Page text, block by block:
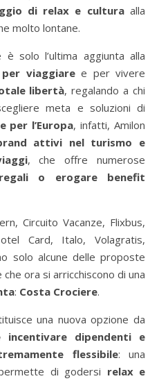
di relax e culturaalla
molto lontane.
solo l’ultima aggiunta alla
viaggiaree per vivere
libertà, regalando a chi
meta e soluzioni di
per l’Europa, infatti, Amilon
attivi nel turismo e
, che offre numerose
o erogare benefit
Circuito Vacanze, Flixbus,
Card, Italo, Volagratis,
solo alcune delle proposte
ora si arricchiscono di una
: Costa Crociere.
una nuova opzione da
incentivare dipendenti e
flessibile: una
di godersi relax e